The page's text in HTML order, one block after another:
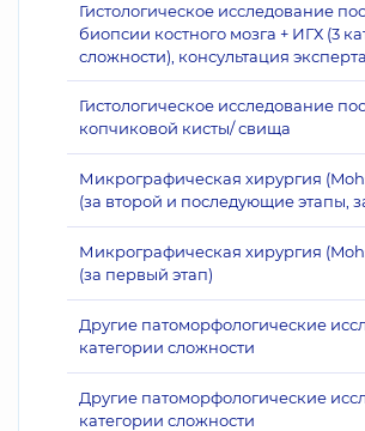
Гистологическое исследование
биопсии костного мозга + ИГХ (3
сложности), консультация эксперта
Гистологическое исследование
копчиковой кисты/ свища
Микрографическая хирургия
(за второй и последующие этапы,
Микрографическая хирургия
(за первый этап)
Другие патоморфологические
категории сложности
Другие патоморфологические
категории сложности